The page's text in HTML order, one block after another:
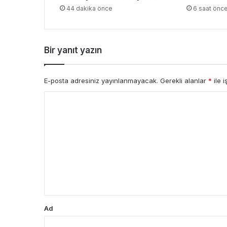
44 dakika önce 6 saat önce
Bir yanıt yazın
E-posta adresiniz yayınlanmayacak. Gerekli alanlar * ile
Ad